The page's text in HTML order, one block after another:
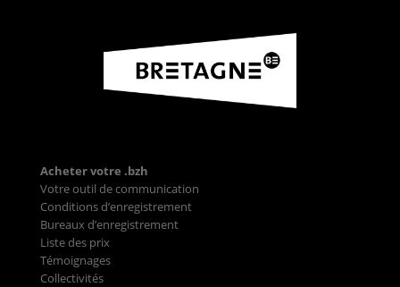
Acheter votre .bzh
Votre outil de communication
Conditions d’enregistrement
Bureaux d’enregistrement
Liste des prix
Témoignages
Collectivités